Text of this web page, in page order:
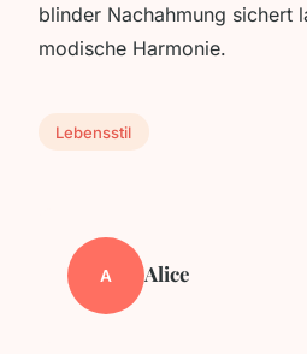
blinder Nachahmung sichert
modische Harmonie.
Lebensstil
A Alice